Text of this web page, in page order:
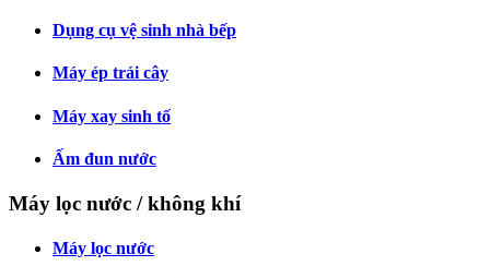
Dụng cụ vệ sinh nhà bếp
Máy ép trái cây
Máy xay sinh tố
Ấm đun nước
Máy lọc nước / không khí
Máy lọc nước